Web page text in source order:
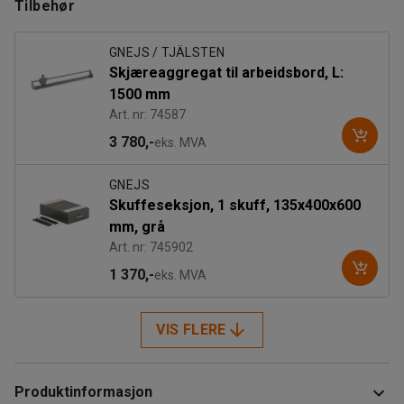
Tilbehør
GNEJS / TJÄLSTEN
Skjæreaggregat til arbeidsbord, L:
1500 mm
Art. nr: 74587
3 780,-eks. MVA
GNEJS
Skuffeseksjon, 1 skuff, 135x400x600
mm, grå
Art. nr: 745902
1 370,-eks. MVA
VIS FLERE
Produktinformasjon